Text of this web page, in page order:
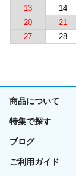
13
14
20
21
27
28
商品について
特集で探す
ブログ
ご利用ガイド